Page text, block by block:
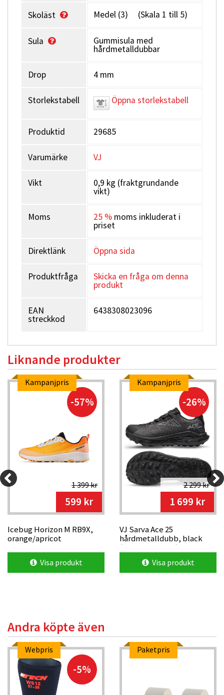
Skoläst Medel (3) (Skala 1 till 5)
Sula Gummisula med
hårdmetalldubbar
Drop 4 mm
Storlekstabell Öppna storlekstabell
Produktid 29685
Varumärke VJ
Vikt 0,9 kg (fraktgrundande
vikt)
Moms 25 % moms inkluderat i
priset
Direktlänk Öppna sida
Produktfråga Skicka en fråga om denna
produkt
EAN
streckkod
6438308023096
Liknande produkter
Kampanjpris
-57%
1 399 kr
599 kr
Icebug Horizon M RB9X,
orange/apricot
Visa produkt
Kampanjpris
-26%
2 299 kr
1 699 kr
VJ Sarva Ace 25
hårdmetalldubb, black
(limited edition)
Visa produkt
Andra köpte även
Webpris
-5%
Paketpris